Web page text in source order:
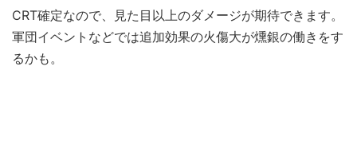
CRT確定なので、見た目以上のダメージが期待できます。
軍団イベントなどでは追加効果の火傷大が燻銀の働きをす
るかも。